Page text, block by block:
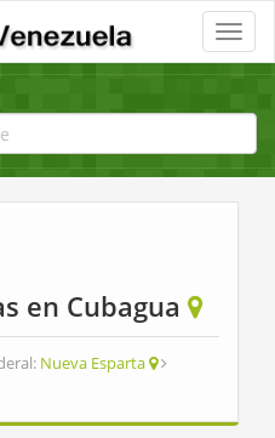
Toggle
en Cubagua
Nueva Esparta